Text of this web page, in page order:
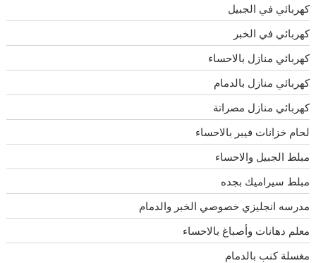
كهربائي في الجبيل
كهربائي في الخبر
كهربائي منازل بالاحساء
كهربائي منازل بالدمام
كهربائي منازل مصراتة
لحام خزانات فيبر بالاحساء
مبلط الجبيل والاحساء
مبلط سيراميك بجده
مدرسه انجليزي خصوصي الخبر والدمام
معلم دهانات وأصباغ بالاحساء
مغسلة كنب بالدمام